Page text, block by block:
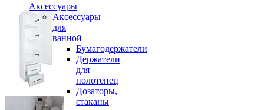
Аксессуары
Аксессуары
для
ванной
Бумагодержатели
Держатели
для
полотенец
Дозаторы,
стаканы